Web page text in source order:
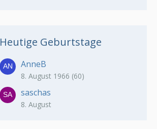
Heutige Geburtstage
AnneB
8. August 1966 (60)
saschas
8. August